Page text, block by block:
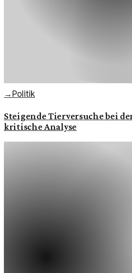
→ Politik
Steigende Tierversuche bei
kritische Analyse